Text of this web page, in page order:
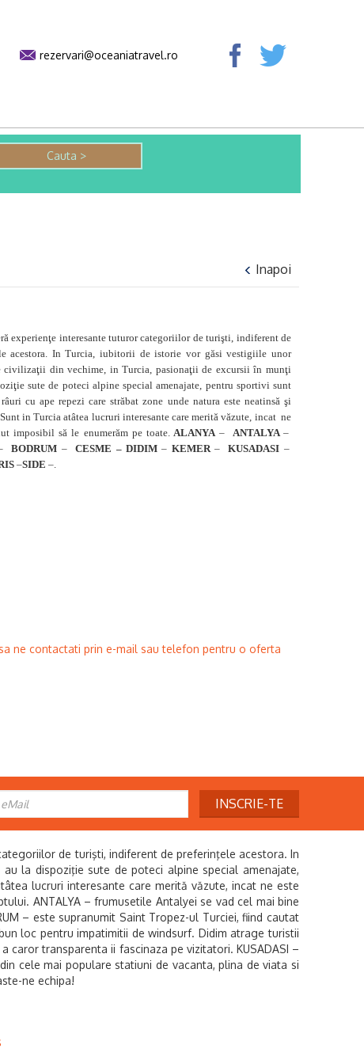
rezervari@oceaniatravel.ro
Inapoi
experienţe interesante tuturor categoriilor de turişti, indiferent de
acestora. In Turcia, iubitorii de istorie vor găsi vestigiile unor
civilizaţii din vechime, in Turcia, pasionaţii de excursii în munţi
sute de poteci alpine special amenajate, pentru sportivi sunt
cu ape repezi care străbat zone unde natura este neatinsă şi
in Turcia atâtea lucruri interesante care merită văzute, incat ne
imposibil să le enumerăm pe toate.ALANYA– ANTALYA–
BODRUM – CESME – DIDIM– KEMER– KUSADASI –
–SIDE –.
ne contactati prin e-mail sau telefon pentru o oferta
INSCRIE-TE
de turişti, indiferent de preferinţele acestora. In
la dispoziţie sute de poteci alpine special amenajate,
lucruri interesante care merită văzute, incat ne este
ANTALYA – frumusetile Antalyei se vad cel mai bine
– este supranumit Saint Tropez-ul Turciei, fiind cautat
loc pentru impatimitii de windsurf. Didim atrage turistii
caror transparenta ii fascinaza pe vizitatori. KUSADASI –
cele mai populare statiuni de vacanta, plina de viata si
ne echipa!